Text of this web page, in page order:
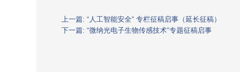
上一篇: “人工智能安全” 专栏征稿启事（延长征稿）
下一篇: “微纳光电子生物传感技术”专题征稿启事